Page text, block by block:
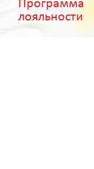
Программа
лояльности